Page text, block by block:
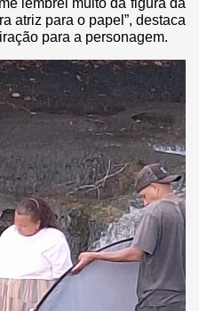
atriz para o papel”, destaca
para a personagem.